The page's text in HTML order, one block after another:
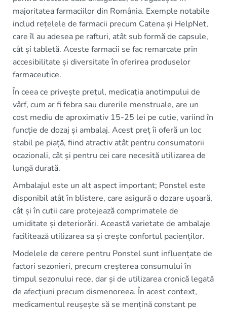
majoritatea farmaciilor din România. Exemple notabile
includ rețelele de farmacii precum Catena și HelpNet,
care îl au adesea pe rafturi, atât sub formă de capsule,
cât și tabletă. Aceste farmacii se fac remarcate prin
accesibilitate și diversitate în oferirea produselor
farmaceutice.
În ceea ce privește prețul, medicația anotimpului de
vârf, cum ar fi febra sau durerile menstruale, are un
cost mediu de aproximativ 15-25 lei pe cutie, variind în
funcție de dozaj și ambalaj. Acest preț îi oferă un loc
stabil pe piață, fiind atractiv atât pentru consumatorii
ocazionali, cât și pentru cei care necesită utilizarea de
lungă durată.
Ambalajul este un alt aspect important; Ponstel este
disponibil atât în blistere, care asigură o dozare ușoară,
cât și în cutii care protejează comprimatele de
umiditate și deteriorări. Această varietate de ambalaje
facilitează utilizarea sa și crește confortul pacienților.
Modelele de cerere pentru Ponstel sunt influențate de
factori sezonieri, precum creșterea consumului în
timpul sezonului rece, dar și de utilizarea cronică legată
de afecțiuni precum dismenoreea. În acest context,
medicamentul reușește să se mențină constant pe